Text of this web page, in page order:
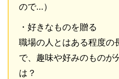
ので…）
・好きなものを贈る
職場の人とはある程度の
で、趣味や好みのものが
は？